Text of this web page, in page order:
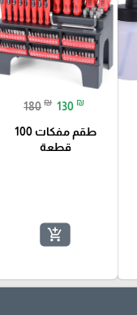
180 ₪ 130 ₪
طقم مفكات 100
قطعة
add_shopping_cart